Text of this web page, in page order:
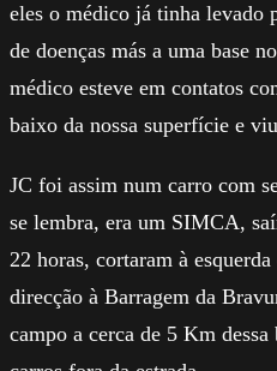
eles o médico já tinha levado
de doenças más a uma base
médico esteve em contatos
baixo da nossa superfície e
JC foi assim num carro com
se lembra, era um SIMCA,
22 horas, cortaram à
direcção à Barragem da
campo a cerca de 5 Km